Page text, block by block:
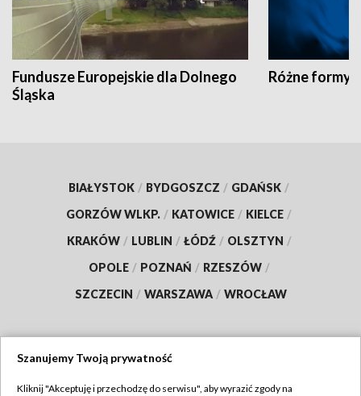
Fundusze Europejskie dla Dolnego
Śląska
Różne formy
BIAŁYSTOK / BYDGOSZCZ / GDAŃSK /
GORZÓW WLKP. / KATOWICE / KIELCE /
KRAKÓW / LUBLIN / ŁÓDŹ / OLSZTYN /
OPOLE / POZNAŃ / RZESZÓW /
SZCZECIN / WARSZAWA / WROCŁAW
Szanujemy Twoją prywatność
Kliknij "Akceptuję i przechodzę do serwisu", aby wyrazić zgody na